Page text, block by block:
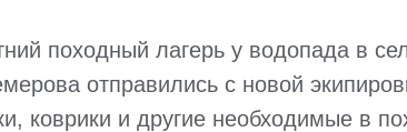
походный лагерь у водопада в
отправились с новой
коврики и другие необходимые в